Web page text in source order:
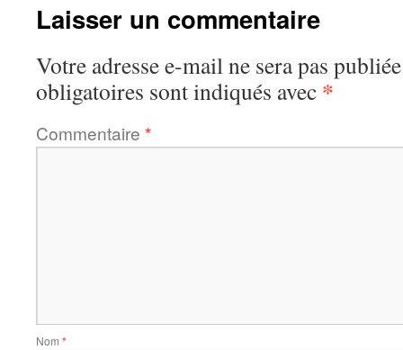
Laisser un commentaire
Votre adresse e-mail ne sera pas
obligatoires sont indiqués avec *
Commentaire *
Nom *